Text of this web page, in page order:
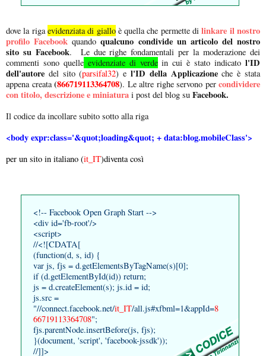
dove la rigaevidenziata di gialloè quella che permette dilinkare il nostro
profilo Facebook quandoqualcuno condivide un articolo del nostro
sito su Facebook. Le due righe fondamentali per la moderazione dei
commenti sono quelleevidenziate di verdein cui è stato indicatol'ID
dell'autore del sito (parsifal32) el'ID della Applicazioneche è stata
appena creata(866719113364708). Le altre righe servono per condividere
con titolo, descrizione e miniatura i post del blog su Facebook.
Il codice da incollare subito sotto alla riga
<body expr:class='&quot;loading&quot; + data:blog.mobileClass'>
per un sito in italiano (it_IT)diventa così
<!-- Facebook Open Graph Start -->
<div id='fb-root'/>
<script>
//<![CDATA[
(function(d, s, id) {
var js, fjs = d.getElementsByTagName(s)[0];
if (d.getElementById(id)) return;
js = d.createElement(s); js.id = id;
js.src =
"//connect.facebook.net/it_IT/all.js#xfbml=1&appId=8
66719113364708";
fjs.parentNode.insertBefore(js, fjs);
}(document, 'script', 'facebook-jssdk'));
//]]>